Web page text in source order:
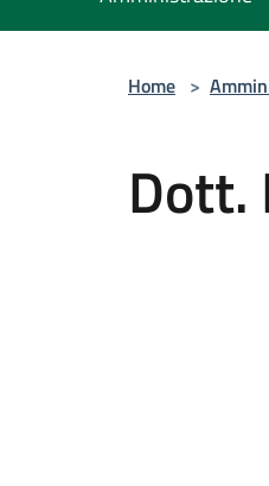
Home >
Dott.